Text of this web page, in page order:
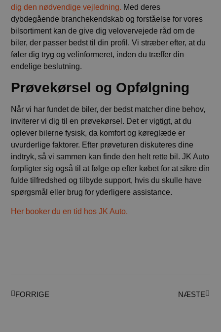
dig den nødvendige vejledning. Med deres
dybdegående branchekendskab og forståelse for vores
bilsortiment kan de give dig velovervejede råd om de
biler, der passer bedst til din profil. Vi stræber efter, at du
føler dig tryg og velinformeret, inden du træffer din
endelige beslutning.
Prøvekørsel og Opfølgning
Når vi har fundet de biler, der bedst matcher dine behov,
inviterer vi dig til en prøvekørsel. Det er vigtigt, at du
oplever bilerne fysisk, da komfort og køreglæde er
uvurderlige faktorer. Efter prøveturen diskuteres dine
indtryk, så vi sammen kan finde den helt rette bil. JK Auto
forpligter sig også til at følge op efter købet for at sikre din
fulde tilfredshed og tilbyde support, hvis du skulle have
spørgsmål eller brug for yderligere assistance.
Her booker du en tid hos JK Auto.
FORRIGE NÆSTE